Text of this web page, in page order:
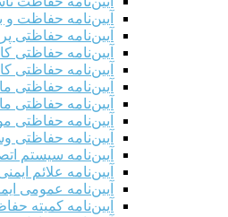
آیین‌نامه حفاظت
آیین‌نامه حفاظتی
آیین‌نامه حفاظتی
آیین‌نامه حفاظتی
آیین‌نامه حفاظتی
آیین‌نامه
آیین‌نامه حفاظتی
آیین‌نامه حفاظتی
آیین‌نامه سیستم
آیین‌نامه علائم
آیین‌نامه عمومی
آیین‌نامه کمیته